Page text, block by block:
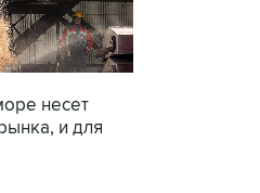
несет
и для